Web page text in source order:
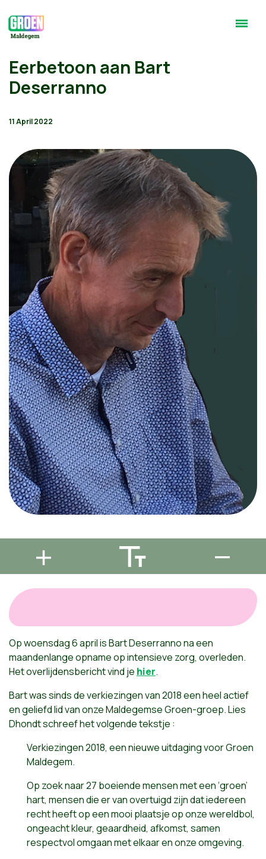
Eerbetoon aan Bart
Deserranno
11 April 2022
Op woensdag 6 april is Bart Deserranno na een
maandenlange opname op intensieve zorg, overleden.
Het overlijdensbericht vind je hier.
Bart was sinds de verkiezingen van 2018 een heel actief
en geliefd lid van onze Maldegemse Groen-groep. Lies
Dhondt schreef het volgende tekstje :
Verkiezingen 2018, een nieuwe uitdaging voor Groen
Maldegem.
Op zoek naar 27 boeiende mensen met een ‘groen’
hart, mensen die er van overtuigd zijn dat iedereen
recht heeft op een mooi plaatsje op onze wereldbol,
ongeacht kleur, geaardheid, afkomst, samen
respectvol omgaan met elkaar en onze omgeving.